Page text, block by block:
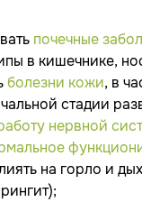
почечные
в кишечнике,
болезни кожи, в
стадии
нервной
на горло и